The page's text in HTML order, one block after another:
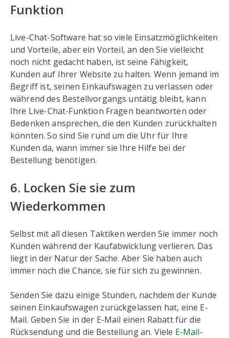
Funktion
Live-Chat-Software hat so viele Einsatzmöglichkeiten
und Vorteile, aber ein Vorteil, an den Sie vielleicht
noch nicht gedacht haben, ist seine Fähigkeit,
Kunden auf Ihrer Website zu halten. Wenn jemand im
Begriff ist, seinen Einkaufswagen zu verlassen oder
während des Bestellvorgangs untätig bleibt, kann
Ihre Live-Chat-Funktion Fragen beantworten oder
Bedenken ansprechen, die den Kunden zurückhalten
könnten. So sind Sie rund um die Uhr für Ihre
Kunden da, wann immer sie Ihre Hilfe bei der
Bestellung benötigen.
6. Locken Sie sie zum
Wiederkommen
Selbst mit all diesen Taktiken werden Sie immer noch
Kunden während der Kaufabwicklung verlieren. Das
liegt in der Natur der Sache. Aber Sie haben auch
immer noch die Chance, sie für sich zu gewinnen.
Senden Sie dazu einige Stunden, nachdem der Kunde
seinen Einkaufswagen zurückgelassen hat, eine E-
Mail. Geben Sie in der E-Mail einen Rabatt für die
Rücksendung und die Bestellung an. Viele E-Mail-